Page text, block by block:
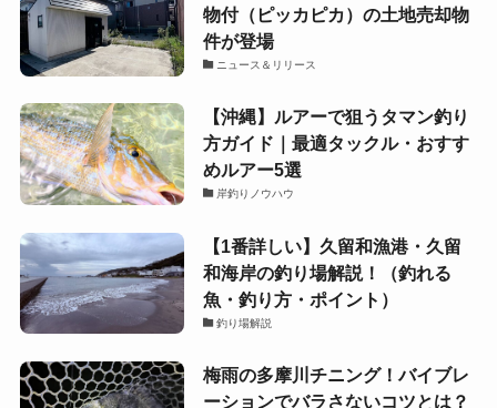
物付（ピッカピカ）の土地売却物
件が登場
ニュース＆リリース
【沖縄】ルアーで狙うタマン釣り
方ガイド｜最適タックル・おすす
めルアー5選
岸釣りノウハウ
【1番詳しい】久留和漁港・久留
和海岸の釣り場解説！（釣れる
魚・釣り方・ポイント）
釣り場解説
梅雨の多摩川チニング！バイブレ
ーションでバラさないコツとは？